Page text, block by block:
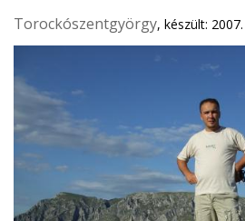
Torockószentgyörgy, készült: